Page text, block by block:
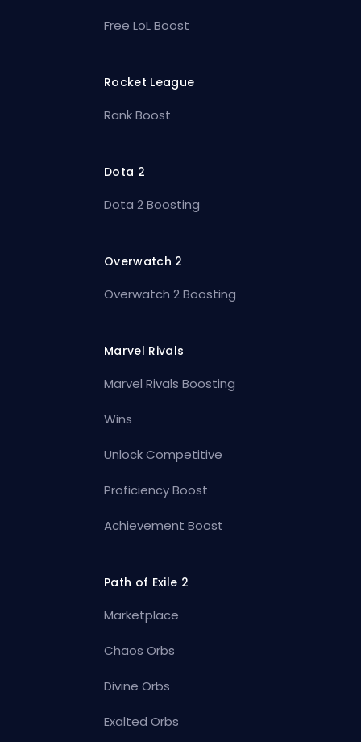
Free LoL Boost
Rocket League
Rank Boost
Dota 2
Dota 2 Boosting
Overwatch 2
Overwatch 2 Boosting
Marvel Rivals
Marvel Rivals Boosting
Wins
Unlock Competitive
Proficiency Boost
Achievement Boost
Path of Exile 2
Marketplace
Chaos Orbs
Divine Orbs
Exalted Orbs